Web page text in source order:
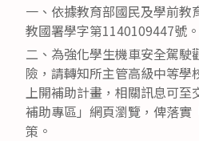
一、依據教育部國民及學前教
教國署學字第1140109447號。
二、為強化學生機車安全駕駛
險，請轉知所主管高級中等學
上開補助計畫，相關訊息可至
補助專區」網頁瀏覽，俾落實
策。